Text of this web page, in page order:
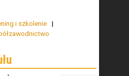
i szkolenie